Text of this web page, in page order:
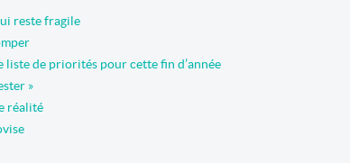
reste fragile
de priorités pour cette fin d’année
»
réalité